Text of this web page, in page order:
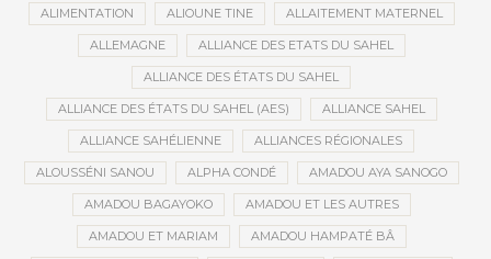
ALIMENTATION ALIOUNE TINE ALLAITEMENT MATERNEL
ALLEMAGNE ALLIANCE DES ETATS DU SAHEL
ALLIANCE DES ÉTATS DU SAHEL
ALLIANCE DES ÉTATS DU SAHEL (AES) ALLIANCE SAHEL
ALLIANCE SAHÉLIENNE ALLIANCES RÉGIONALES
ALOUSSÉNI SANOU ALPHA CONDÉ AMADOU AYA SANOGO
AMADOU BAGAYOKO AMADOU ET LES AUTRES
AMADOU ET MARIAM AMADOU HAMPATÉ BÂ